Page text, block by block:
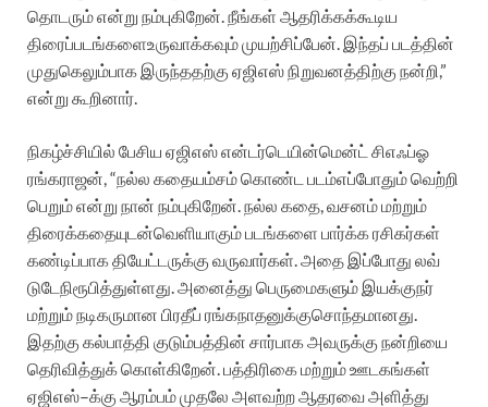
தொடரும்என்று நம்புகிறேன் நீங்கள் ஆதரிக்கக்கூடிய
திரைப்படங்களைஉருவாக்கவும்முயற்சிப்பேன் இந்தப் படத்தின்
முதுகெலும்பாக இருந்ததற்கு ஏஜிஎஸ்நிறுவனத்திற்கு நன்றி,”
என்று கூறினார்
நிகழ்ச்சியில் பேசிய ஏஜிஎஸ்என்டர்டெயின்மென்ட் சிஎஃப்ஓ
ரங்கராஜன் , “நல்ல கதையம்சம்கொண்ட படம்எப்போதும்வெற்றி
பெறும்என்று நான் நம்புகிறேன் நல்ல கதை வசனம்மற்றும்
திரைக்கதையுடன்வெளியாகும்படங்களை பார்க்கரசிகர்கள்
கண்டிப்பாகதியேட்டருக்கு வருவார்கள் அதை இப்போது லவ்
டுடே நிரூபித்துள்ளது அனைத்து பெருமைகளும் இயக்குநர்
மற்றும்நடிகருமான பிரதீப் ரங்கநாதனுக்குசொந்தமானது
இதற்கு கல்பாத்தி குடும்பத்தின் சார்பாகஅவருக்கு நன்றியை
தெரிவித்துக்கொள்கிறேன் பத்திரிகைமற்றும்ஊடகங்கள்
ஏஜிஎஸ்–க்கு ஆரம்பம்முதலே அளவற்றஆதரவை அளித்து